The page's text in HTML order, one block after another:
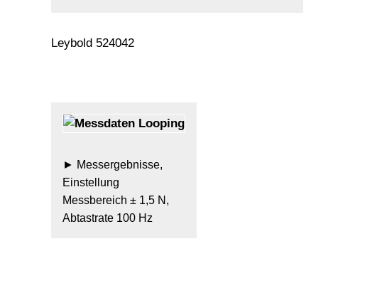
Leybold 524042
Messergebnisse,
Einstellung
Messbereich ± 1,5 N,
Abtastrate 100 Hz